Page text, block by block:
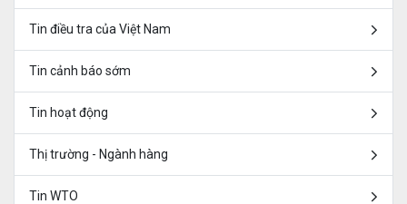
Tin điều tra của Việt Nam
Tin cảnh báo sớm
Tin hoạt động
Thị trường - Ngành hàng
Tin WTO